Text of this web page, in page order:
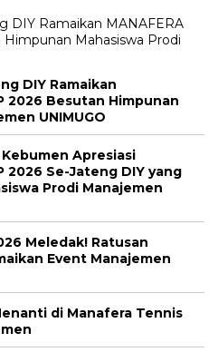
DIY Ramaikan
2026 Besutan Himpunan
UNIMUGO
Apresiasi
2026 Se-Jateng DIY yang
Prodi Manajemen
Meledak! Ratusan
Event Manajemen
di Manafera Tennis